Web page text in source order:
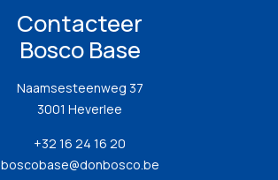
Contacteer
Bosco Base
Naamsesteenweg 37
3001 Heverlee
+32 16 24 16 20
boscobase@donbosco.be